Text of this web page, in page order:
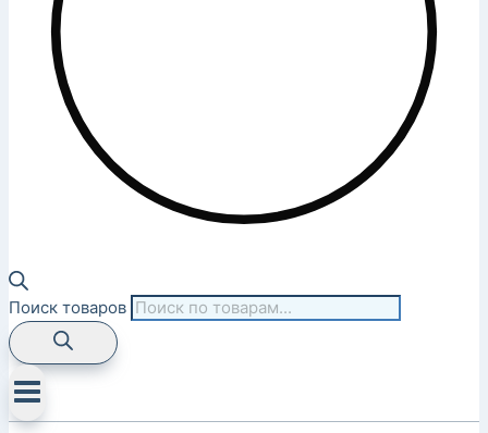
Поиск товаров